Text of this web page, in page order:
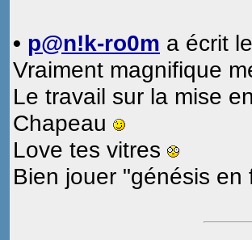
• p@n!k-ro0m a écrit
Vraiment magnifique
Le travail sur la mise
Chapeau
Love tes vitres
Bien jouer "génésis en